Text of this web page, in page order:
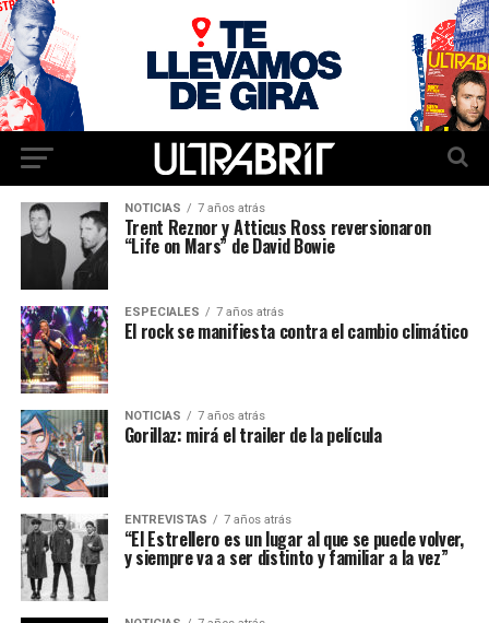
NOTICIAS 7 años atrás
Trent Reznor y Atticus Ross reversionaron
“Life on Mars” de David Bowie
ESPECIALES 7 años atrás
El rock se manifiesta contra el cambio climático
NOTICIAS 7 años atrás
Gorillaz: mirá el trailer de la película
ENTREVISTAS 7 años atrás
“El Estrellero es un lugar al que se puede volver,
y siempre va a ser distinto y familiar a la vez”